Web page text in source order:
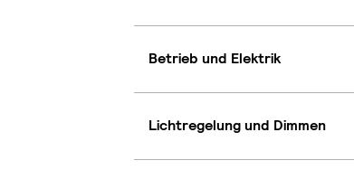
Betrieb und Elektrik
Lichtregelung und Dimmen